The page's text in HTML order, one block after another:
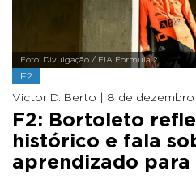
Foto: Divulgação / FIA Formula 2
F2
Victor D. Berto | 8 de dezembro
F2: Bortoleto
histórico e fala
aprendizado